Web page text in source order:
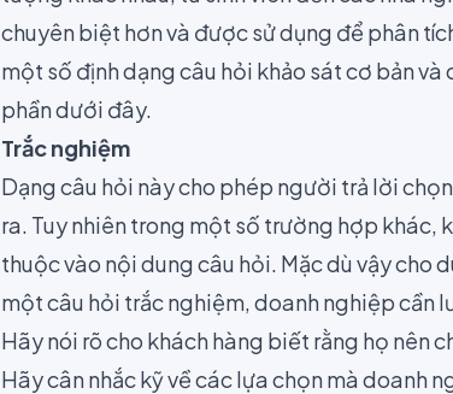
chuyên biệt hơn và được sử dụng để phân
một số định dạng câu hỏi khảo sát cơ bản
phần dưới đây.
Trắc nghiệm
Dạng câu hỏi này cho phép người trả lời
ra. Tuy nhiên trong một số trường hợp khác,
thuộc vào nội dung câu hỏi. Mặc dù vậy cho
một câu hỏi trắc nghiệm, doanh nghiệp cần
Hãy nói rõ cho khách hàng biết rằng họ nên
Hãy cân nhắc kỹ về các lựa chọn mà doanh